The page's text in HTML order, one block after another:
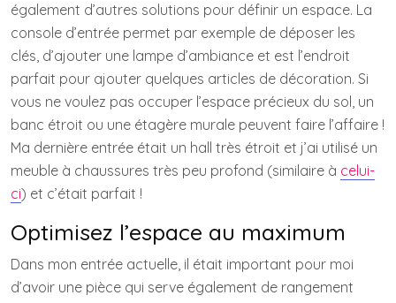
également d’autres solutions pour définir un espace. La
console d’entrée permet par exemple de déposer les
clés, d’ajouter une lampe d’ambiance et est l’endroit
parfait pour ajouter quelques articles de décoration. Si
vous ne voulez pas occuper l’espace précieux du sol, un
banc étroit ou une étagère murale peuvent faire l’affaire !
Ma dernière entrée était un hall très étroit et j’ai utilisé un
meuble à chaussures très peu profond (similaire à celui-
ci) et c’était parfait !
Optimisez l’espace au maximum
Dans mon entrée actuelle, il était important pour moi
d’avoir une pièce qui serve également de rangement